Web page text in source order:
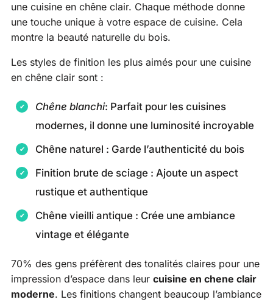
une cuisine en chêne clair. Chaque méthode donne
une touche unique à votre espace de cuisine. Cela
montre la beauté naturelle du bois.
Les styles de finition les plus aimés pour une cuisine
en chêne clair sont :
Chêne blanchi: Parfait pour les cuisines
modernes, il donne une luminosité incroyable
Chêne naturel : Garde l’authenticité du bois
Finition brute de sciage : Ajoute un aspect
rustique et authentique
Chêne vieilli antique : Crée une ambiance
vintage et élégante
70% des gens préfèrent des tonalités claires pour une
impression d’espace dans leur cuisine en chene clair
moderne. Les finitions changent beaucoup l’ambiance